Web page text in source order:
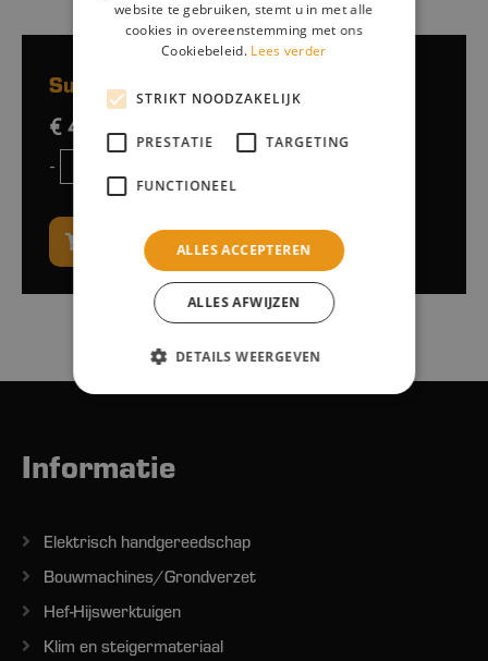
Subtotaalprijs:
€ 4,- excl. btw
-
Naar winkelwagen
Informatie
Elektrisch handgereedschap
Bouwmachines/Grondverzet
Hef-Hijswerktuigen
Klim en steigermateriaal
website te gebruiken, stemt u in met alle
cookies in overeenstemming met ons
Cookiebeleid. Lees verder
STRIKT NOODZAKELIJK
PRESTATIE TARGETING
FUNCTIONEEL
ALLES ACCEPTEREN
ALLES AFWIJZEN
DETAILS WEERGEVEN